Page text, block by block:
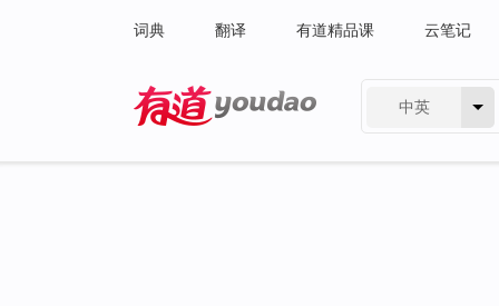
词典 翻译 有道精品课 云笔记
中英